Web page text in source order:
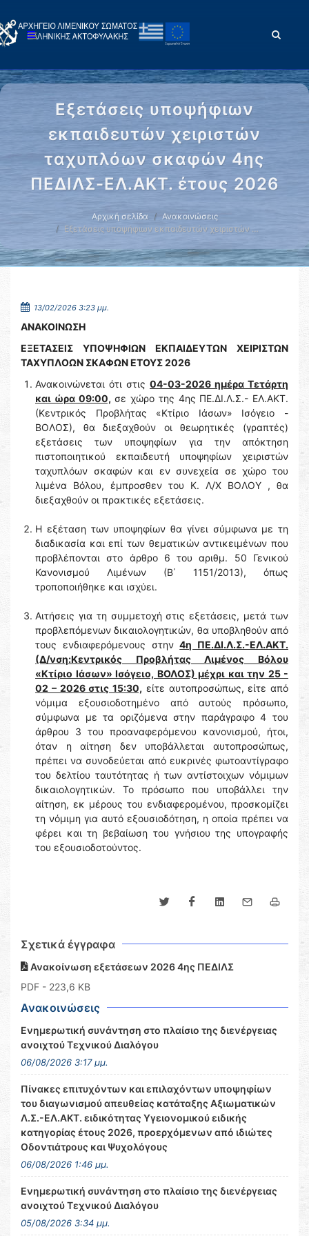
Εξετάσεις υποψήφιων
εκπαιδευτών χειριστών
ταχυπλόων σκαφών 4ης
ΠΕΔΙΛΣ-ΕΛ.ΑΚΤ. έτους 2026
Αρχική σελίδα
Ανακοινώσεις
Εξετάσεις υποψήφιων εκπαιδευτών χειριστών …
13/02/2026 3:23 μμ.
ΑΝΑΚΟΙΝΩΣΗ
ΕΞΕΤΑΣΕΙΣ ΥΠΟΨΗΦΙΩΝ ΕΚΠΑΙΔΕΥΤΩΝ ΧΕΙΡΙΣΤΩΝ
ΤΑΧΥΠΛΟΩΝ ΣΚΑΦΩΝ ΕΤΟΥΣ 2026
Ανακοινώνεται ότι στις 04-03-2026 ημέρα Τετάρτη
και ώρα 09:00, σε χώρο της 4ης ΠΕ.ΔΙ.Λ.Σ.- ΕΛ.ΑΚΤ.
(Κεντρικός Προβλήτας «Κτίριο Ιάσων» Ισόγειο -
ΒΟΛΟΣ), θα διεξαχθούν οι θεωρητικές (γραπτές)
εξετάσεις των υποψηφίων για την απόκτηση
πιστοποιητικού εκπαιδευτή υποψηφίων χειριστών
ταχυπλόων σκαφών και εν συνεχεία σε χώρο του
λιμένα Βόλου, έμπροσθεν του Κ. Λ/Χ ΒΟΛΟΥ , θα
διεξαχθούν οι πρακτικές εξετάσεις.
Η εξέταση των υποψηφίων θα γίνει σύμφωνα με τη
διαδικασία και επί των θεματικών αντικειμένων που
προβλέπονται στο άρθρο 6 του αριθμ. 50 Γενικού
Κανονισμού Λιμένων (Β΄ 1151/2013), όπως
τροποποιήθηκε και ισχύει.
Αιτήσεις για τη συμμετοχή στις εξετάσεις, μετά των
προβλεπόμενων δικαιολογητικών, θα υποβληθούν από
τους ενδιαφερόμενους στην4η ΠΕ.ΔΙ.Λ.Σ.-ΕΛ.ΑΚΤ.
(Δ/νση:Κεντρικός Προβλήτας Λιμένος Βόλου
«Κτίριο Ιάσων» Ισόγειο, ΒΟΛΟΣ) μέχρι και την 25 -
02 – 2026 στις 15:30, είτε αυτοπροσώπως, είτε από
νόμιμα εξουσιοδοτημένο από αυτούς πρόσωπο,
σύμφωνα με τα οριζόμενα στην παράγραφο 4 του
άρθρου 3 του προαναφερόμενου κανονισμού, ήτοι,
όταν η αίτηση δεν υποβάλλεται αυτοπροσώπως,
πρέπει να συνοδεύεται από ευκρινές φωτοαντίγραφο
του δελτίου ταυτότητας ή των αντίστοιχων νόμιμων
δικαιολογητικών. Το πρόσωπο που υποβάλλει την
αίτηση, εκ μέρους του ενδιαφερομένου, προσκομίζει
τη νόμιμη για αυτό εξουσιοδότηση, η οποία πρέπει να
φέρει και τη βεβαίωση του γνήσιου της υπογραφής
του εξουσιοδοτούντος.
Σχετικά έγγραφα
Ανακοίνωση εξετάσεων 2026 4ης ΠΕΔΙΛΣ
PDF - 223,6 KB
Ανακοινώσεις
Ενημερωτική συνάντηση στο πλαίσιο της διενέργειας
ανοιχτού Τεχνικού Διαλόγου
06/08/2026 3:17 μμ.
Πίνακες επιτυχόντων και επιλαχόντων υποψηφίων
του διαγωνισμού απευθείας κατάταξης Αξιωματικών
Λ.Σ.-ΕΛ.ΑΚΤ. ειδικότητας Υγειονομικού ειδικής
κατηγορίας έτους 2026, προερχόμενων από ιδιώτες
Οδοντιάτρους και Ψυχολόγους
06/08/2026 1:46 μμ.
Ενημερωτική συνάντηση στο πλαίσιο της διενέργειας
ανοιχτού Τεχνικού Διαλόγου
05/08/2026 3:34 μμ.